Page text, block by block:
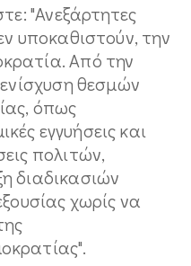
"Ανεξάρτητες
υποκαθιστούν, την
Από την
θεσμών
όπως
εγγυήσεις και
πολιτών,
διαδικασιών
χωρίς να